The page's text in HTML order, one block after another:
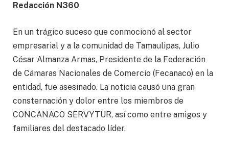
Redacción N360
En un trágico suceso que conmocionó al sector
empresarial y a la comunidad de Tamaulipas, Julio
César Almanza Armas, Presidente de la Federación
de Cámaras Nacionales de Comercio (Fecanaco) en la
entidad, fue asesinado. La noticia causó una gran
consternación y dolor entre los miembros de
CONCANACO SERVYTUR, así como entre amigos y
familiares del destacado líder.